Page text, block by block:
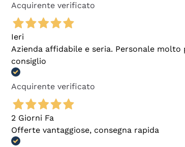
Acquirente verificato
Ieri
Azienda affidabile e seria. Personale
consiglio
Acquirente verificato
2 Giorni Fa
Offerte vantaggiose, consegna rapida